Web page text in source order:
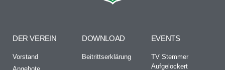
DER VEREIN
Vorstand
DOWNLOAD
Beitrittserklärung
EVENTS
TV Stemmer
Aufgelockert